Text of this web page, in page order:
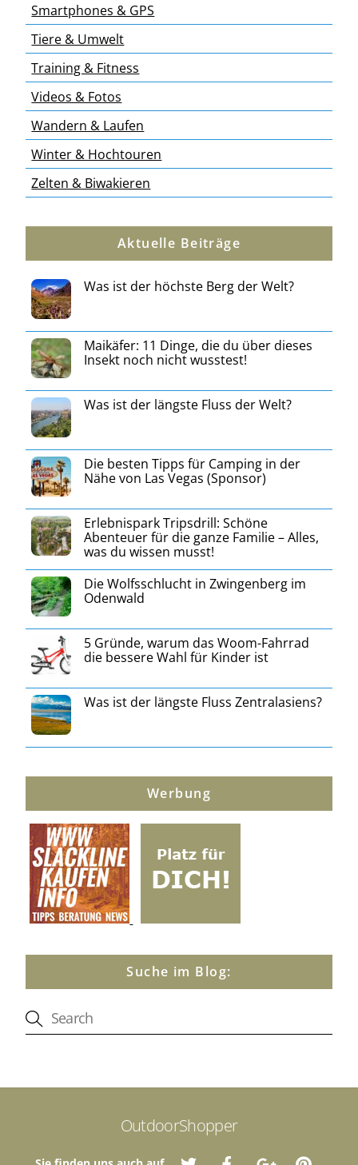
Smartphones & GPS
Tiere & Umwelt
Training & Fitness
Videos & Fotos
Wandern & Laufen
Winter & Hochtouren
Zelten & Biwakieren
Aktuelle Beiträge
Was ist der höchste Berg der Welt?
Maikäfer: 11 Dinge, die du über dieses
Insekt noch nicht wusstest!
Was ist der längste Fluss der Welt?
Die besten Tipps für Camping in der
Nähe von Las Vegas (Sponsor)
Erlebnispark Tripsdrill: Schöne
Abenteuer für die ganze Familie – Alles,
was du wissen musst!
Die Wolfsschlucht in Zwingenberg im
Odenwald
5 Gründe, warum das Woom-Fahrrad
die bessere Wahl für Kinder ist
Was ist der längste Fluss Zentralasiens?
Werbung
Suche im Blog:
OutdoorShopper